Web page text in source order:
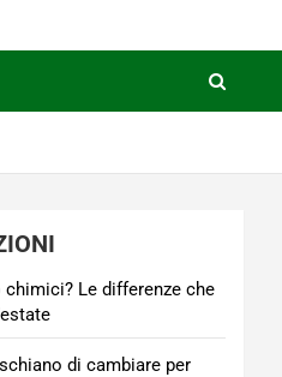
Le differenze che
di cambiare per